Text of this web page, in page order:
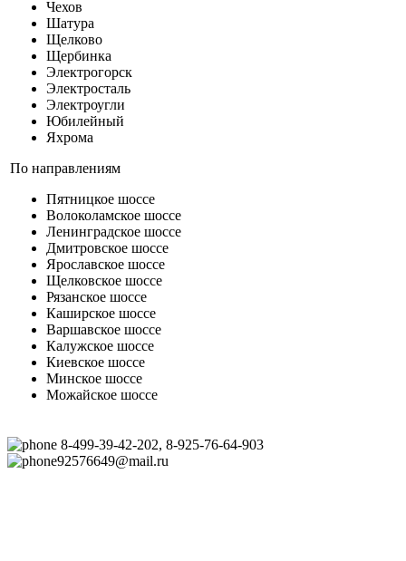
Чехов
Шатура
Щелково
Щербинка
Электрогорск
Электросталь
Электроугли
Юбилейный
Яхрома
По направлениям
Пятницкое шоссе
Волоколамское шоссе
Ленинградское шоссе
Дмитровское шоссе
Ярославское шоссе
Щелковское шоссе
Рязанское шоссе
Каширское шоссе
Варшавское шоссе
Калужское шоссе
Киевское шоссе
Минское шоссе
Можайское шоссе
8-499-39-42-202, 8-925-76-64-903
92576649@mail.ru